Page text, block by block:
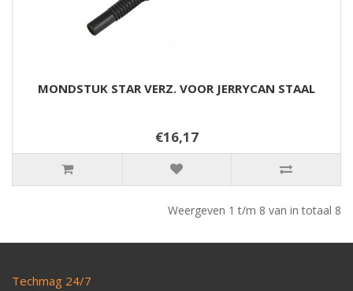
MONDSTUK STAR VERZ. VOOR JERRYCAN STAAL
€16,17
Weergeven 1 t/m 8 van in totaal 8
Techmag 24/7